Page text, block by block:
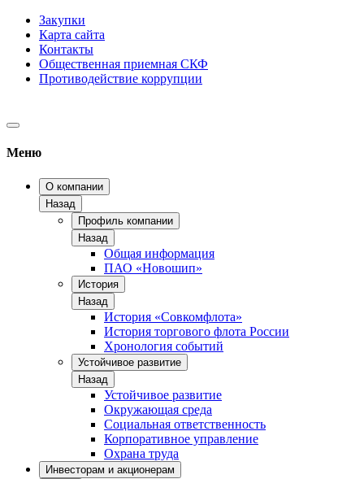
Закупки
Карта сайта
Контакты
Общественная приемная СКФ
Противодействие коррупции
Меню
О компании
Назад
Профиль компании
Назад
Общая информация
ПАО «Новошип»
История
Назад
История «Совкомфлота»
История торгового флота России
Хронология событий
Устойчивое развитие
Назад
Устойчивое развитие
Окружающая среда
Социальная ответственность
Корпоративное управление
Охрана труда
Инвесторам и акционерам